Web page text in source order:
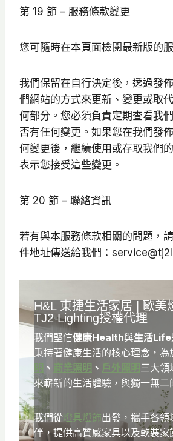
第 19 節 – 服務條款變更
您可隨時在本頁面檢閱最新版的
我們保留在自行決定後，透過發
們網站的方式來更新、變更或取
何部分。您必須負責定期查看我
否有任何變更。如果您在我們發
何變更後，繼續使用或存取我們
表示您接受這些變更。
第 20 節 – 聯絡資訊
若有與本服務條款相關的問題，
件地址傳送給我們：
H&L 東捷生活家居 | 歐美
TJ2 Lighting授權代理
我們堅信健康Health與生活Life
秉持著健康生活的核心理念，為
明 、 商業照明 、 戶外照明 三大領
來嶄新的生活體驗，與獨一無二
我們從燈具燈飾出發，攜手各領
伴，提供高質感家具以及軟裝家